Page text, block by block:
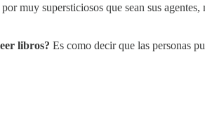
muy supersticiosos que sean sus
libros? Es como decir que las personas